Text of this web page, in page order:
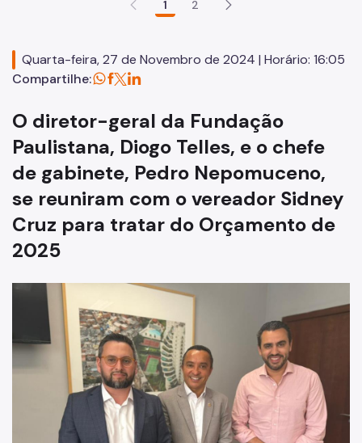
CFC Cidade Tiradentes
1 2
Quarta-feira, 27 de Novembro de 2024 | Horário: 16:05
Compartilhe:
O diretor-geral da Fundação
Paulistana, Diogo Telles, e o chefe
de gabinete, Pedro Nepomuceno,
se reuniram com o vereador Sidney
Cruz para tratar do Orçamento de
2025